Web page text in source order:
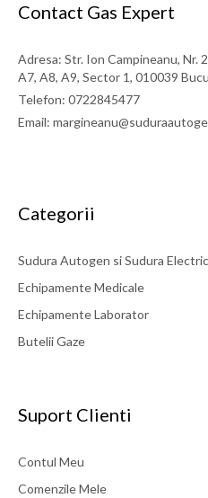
Contact Gas Expert
Adresa: Str. Ion Campineanu, Nr.
A7, A8, A9, Sector 1, 010039
Telefon: 0722845477
Email:
Categorii
Sudura Autogen si Sudura
Echipamente Medicale
Echipamente Laborator
Butelii Gaze
Suport Clienti
Contul Meu
Comenzile Mele